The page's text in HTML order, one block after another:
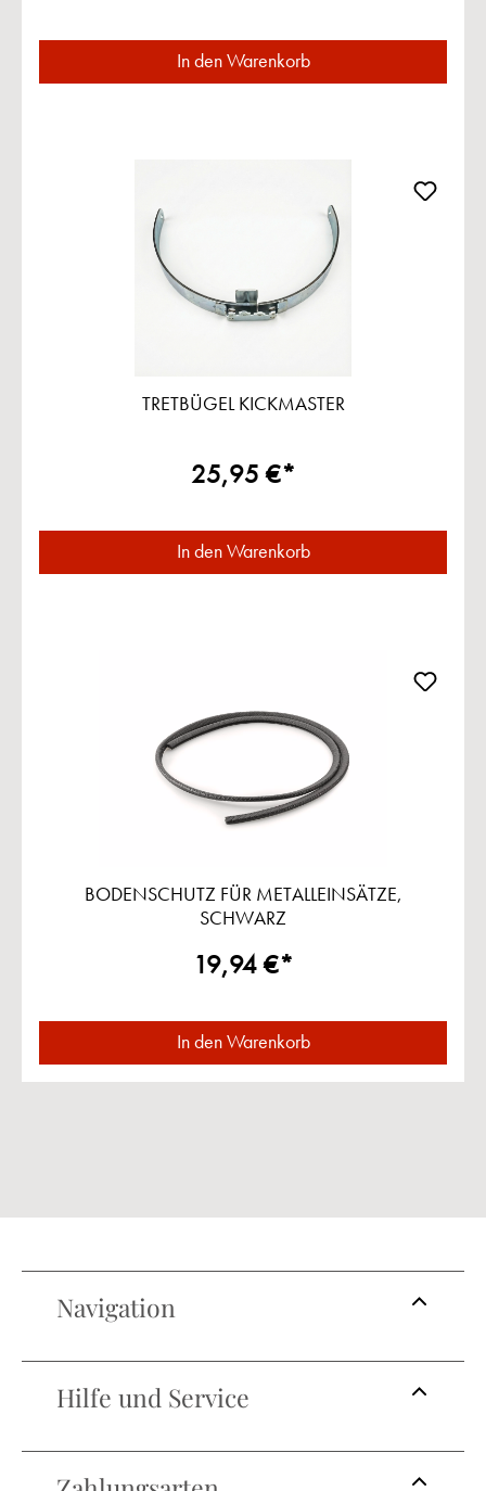
In den Warenkorb
TRETBÜGEL KICKMASTER
25,95 €*
In den Warenkorb
BODENSCHUTZ FÜR METALLEINSÄTZE,
SCHWARZ
19,94 €*
In den Warenkorb
Navigation
Hilfe und Service